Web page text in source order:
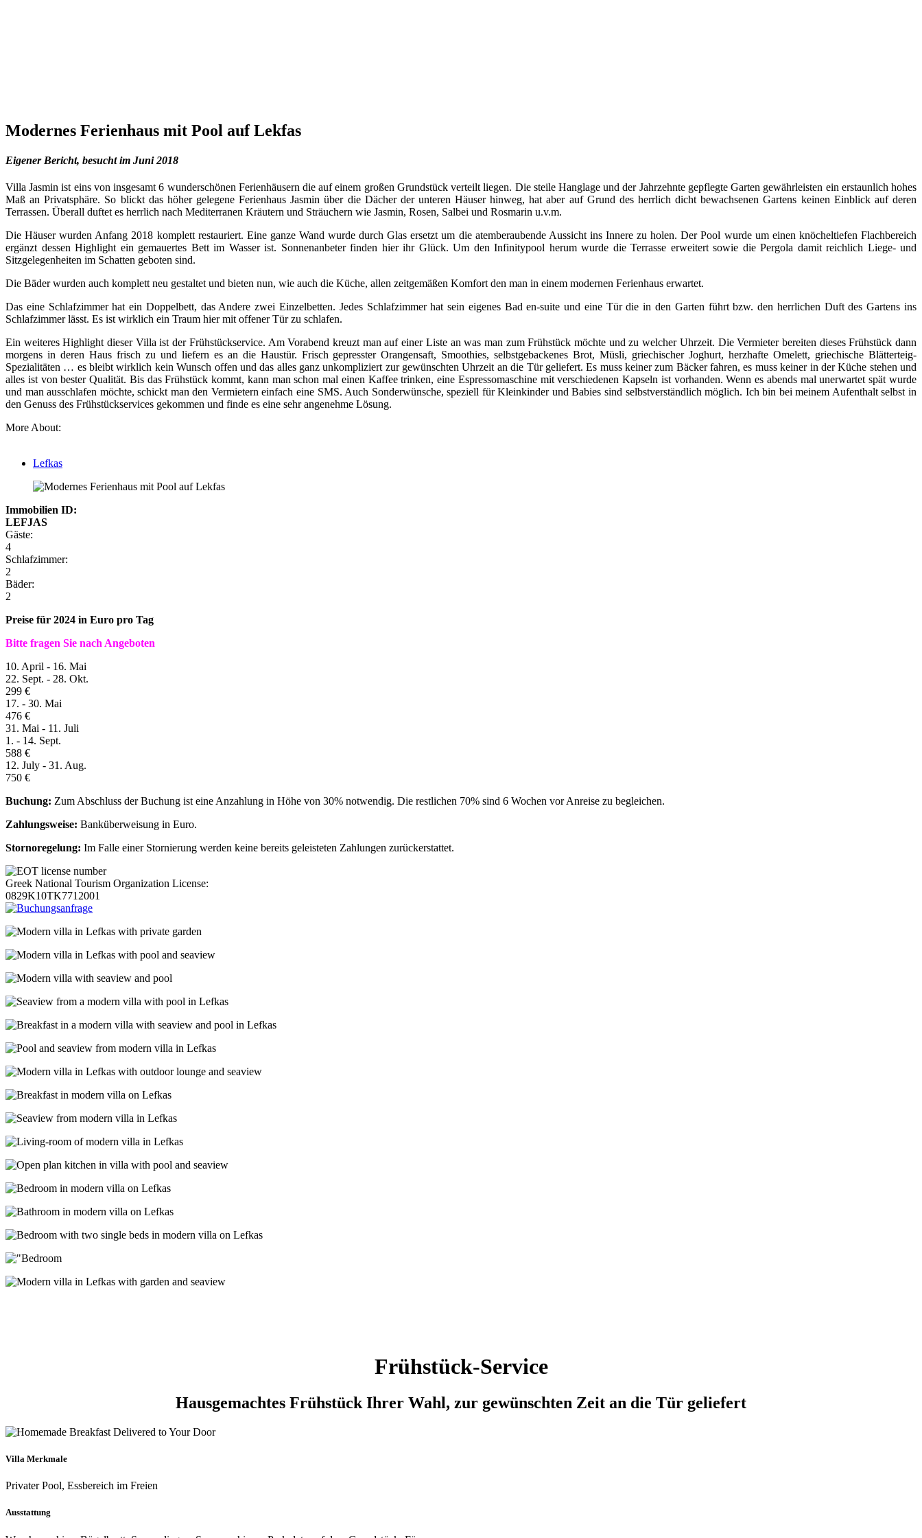
Modernes Ferienhaus mit Pool auf Lekfas
Eigener Bericht, besucht im Juni 2018
Villa Jasmin ist eins von insgesamt 6 wunderschönen Ferienhäusern die auf einem großen Grundstück verteilt liegen. Die steile Hanglage und der Jahrzehnte gepflegte Garten gewährleisten ein erstaunlich hohes
Maß an Privatsphäre. So blickt das höher gelegene Ferienhaus Jasmin über die Dächer der unteren Häuser hinweg, hat aber auf Grund des herrlich dicht bewachsenen Gartens keinen Einblick auf deren
Terrassen. Überall duftet es herrlich nach Mediterranen Kräutern und Sträuchern wie Jasmin, Rosen, Salbei und Rosmarin u.v.m.
Die Häuser wurden Anfang 2018 komplett restauriert. Eine ganze Wand wurde durch Glas ersetzt um die atemberaubende Aussicht ins Innere zu holen. Der Pool wurde um einen knöcheltiefen Flachbereich
ergänzt dessen Highlight ein gemauertes Bett im Wasser ist. Sonnenanbeter finden hier ihr Glück. Um den Infinitypool herum wurde die Terrasse erweitert sowie die Pergola damit reichlich Liege- und
Sitzgelegenheiten im Schatten geboten sind.
Die Bäder wurden auch komplett neu gestaltet und bieten nun, wie auch die Küche, allen zeitgemäßen Komfort den man in einem modernen Ferienhaus erwartet.
Das eine Schlafzimmer hat ein Doppelbett, das Andere zwei Einzelbetten. Jedes Schlafzimmer hat sein eigenes Bad en-suite und eine Tür die in den Garten führt bzw. den herrlichen Duft des Gartens ins
Schlafzimmer lässt. Es ist wirklich ein Traum hier mit offener Tür zu schlafen.
Ein weiteres Highlight dieser Villa ist der Frühstückservice. Am Vorabend kreuzt man auf einer Liste an was man zum Frühstück möchte und zu welcher Uhrzeit. Die Vermieter bereiten dieses Frühstück dann
morgens in deren Haus frisch zu und liefern es an die Haustür. Frisch gepresster Orangensaft, Smoothies, selbstgebackenes Brot, Müsli, griechischer Joghurt, herzhafte Omelett, griechische Blätterteig-
Spezialitäten … es bleibt wirklich kein Wunsch offen und das alles ganz unkompliziert zur gewünschten Uhrzeit an die Tür geliefert. Es muss keiner zum Bäcker fahren, es muss keiner in der Küche stehen und
alles ist von bester Qualität. Bis das Frühstück kommt, kann man schon mal einen Kaffee trinken, eine Espressomaschine mit verschiedenen Kapseln ist vorhanden. Wenn es abends mal unerwartet spät wurde
und man ausschlafen möchte, schickt man den Vermietern einfach eine SMS. Auch Sonderwünsche, speziell für Kleinkinder und Babies sind selbstverständlich möglich. Ich bin bei meinem Aufenthalt selbst in
den Genuss des Frühstückservices gekommen und finde es eine sehr angenehme Lösung.
More About:
Lefkas
Immobilien ID:
LEFJAS
Gäste:
4
Schlafzimmer:
2
Bäder:
2
Preise für 2024 in Euro pro Tag
Bitte fragen Sie nach Angeboten
10. April - 16. Mai
22. Sept. - 28. Okt.
299 €
17. - 30. Mai
476 €
31. Mai - 11. Juli
1. - 14. Sept.
588 €
12. July - 31. Aug.
750 €
Buchung: Zum Abschluss der Buchung ist eine Anzahlung in Höhe von 30% notwendig. Die restlichen 70% sind 6 Wochen vor Anreise zu begleichen.
Zahlungsweise: Banküberweisung in Euro.
Stornoregelung: Im Falle einer Stornierung werden keine bereits geleisteten Zahlungen zurückerstattet.
Greek National Tourism Organization License:
0829K10TK7712001
Frühstück-Service
Hausgemachtes Frühstück Ihrer Wahl, zur gewünschten Zeit an die Tür geliefert
Villa Merkmale
Privater Pool, Essbereich im Freien
Ausstattung